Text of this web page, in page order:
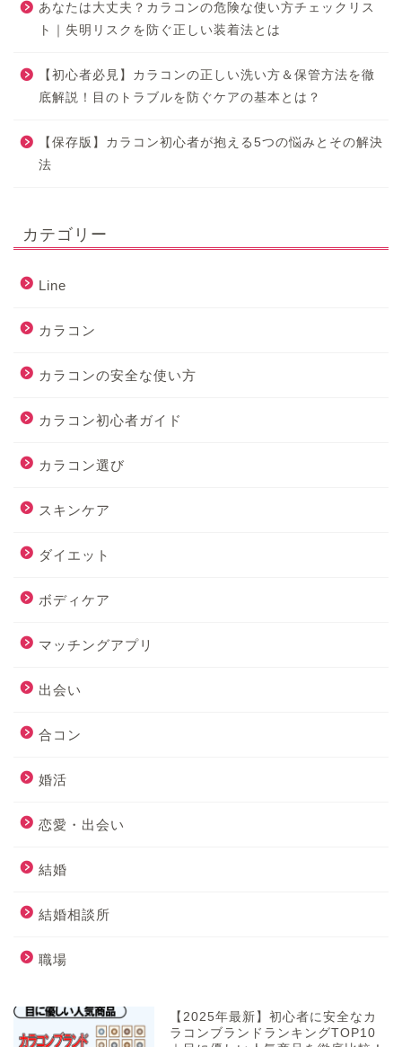
あなたは大丈夫？カラコンの危険な使い方チェックリス
ト｜失明リスクを防ぐ正しい装着法とは
【初心者必見】カラコンの正しい洗い方＆保管方法を徹
底解説！目のトラブルを防ぐケアの基本とは？
【保存版】カラコン初心者が抱える5つの悩みとその解決
法
カテゴリー
Line
カラコン
カラコンの安全な使い方
カラコン初心者ガイド
カラコン選び
スキンケア
ダイエット
ボディケア
マッチングアプリ
出会い
合コン
婚活
恋愛・出会い
結婚
結婚相談所
職場
【2025年最新】初心者に安全なカ
ラコンブランドランキングTOP10